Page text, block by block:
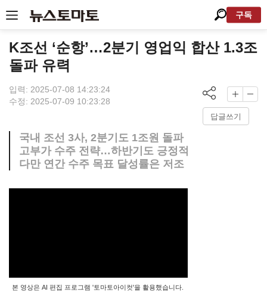
구독
K조선 ‘순항’…2분기 영업익 합산 1.3조
돌파 유력
입력: 2025-07-08 14:23:24
수정: 2025-07-09 10:23:28
답글쓰기
국내 조선 3사, 2분기도 1조원 돌파
고부가 수주 전략…하반기도 긍정적
다만 연간 수주 목표 달성률은 저조
본 영상은 AI 편집 프로그램 '토마토아이컷'을 활용했습니다.